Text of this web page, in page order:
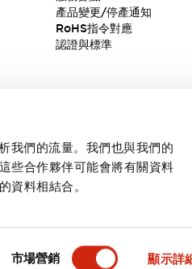
我們的流量。我們也與我們的
些合作夥伴可能會將有關資料
資料相結合。
市場營銷 顯示詳
規格 文件和檔案
產品變更/停產通知
RoHS指令對應
認證與標準